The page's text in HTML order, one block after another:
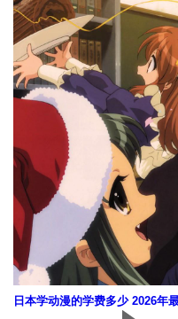
日本学动漫的学费多少 2026年